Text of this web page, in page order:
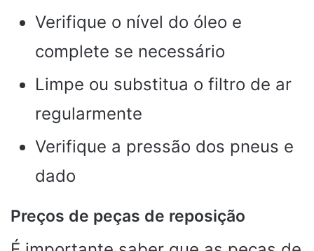
Verifique o nível do óleo e
complete se necessário
Limpe ou substitua o filtro de ar
regularmente
Verifique a pressão dos pneus e
dado
Preços de peças de reposição